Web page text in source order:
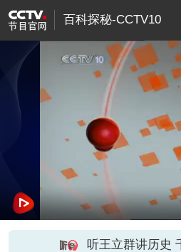
百科探秘-CCTV10
听王立群讲历史